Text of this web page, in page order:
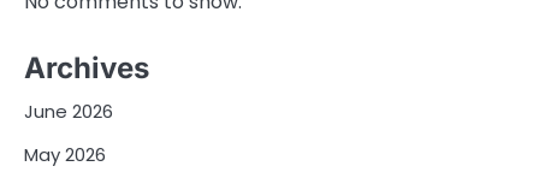
Archives
June 2026
May 2026